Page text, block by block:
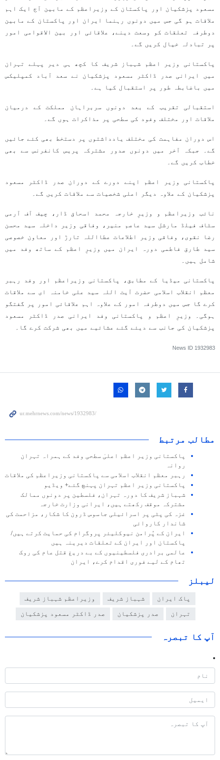
مسعود پزشکیان اور پاکستان کے وزیراعظم کے مابین آج ایک اہم
ملاقات ہو گی جس میں دونوں رہنما ایران اور پاکستان کے مابین
دوطرفہ تعلقات کو وسعت دینے، علاقائی اور بین الاقوامی امور
پر تبادلہ خیال کریں گے۔
پاکستانی وزیر اعظم شہباز شریف کا کچھ ہی دیر پہلے تہران
میں ایرانی صدر ڈاکٹر مسعود پزشکیان نے سعد آباد کمپلیکس
میں باضابطہ طور پر استقبال کیا ہے۔
استقبالی تقریب کے بعد دونوں سربراہان مملکت کے درمیان
ملاقات اور مختلف وفود کی سطحی پر مذاکرات ہوں گے۔
اس دوران مفاہمت کی مختلف یادداشتوں پر دستخط بھی کئے جائیں
گے۔ جبکہ آخر میں دونوں صدور مشترکہ پریس کانفرنس سے بھی
خطاب کریں گے۔
پاکستانی وزیر اعظم اپنے دورے کے دوران صدر ڈاکٹر مسعود
پزشکیان کے علاوہ دیگر اعلی شخصیات سے ملاقات کریں گے۔
نائب وزیراعظم و وزیرِ خارجہ محمد اسحاق ڈار، چیف آف آرمی
سٹاف فیلڈ مارشل سید عاصم منیر، وفاقی وزیر داخلہ سید محسن
رضا نقوی، وفاقی وزیر اطلاعات عطااللہ تارڑ اور معاون خصوصی
سید طارق فاطمی دورہ ایران میں وزیرِ اعظم کے ساتھ وفد میں
شامل ہیں۔
پاکستانی میڈیا کے مطابق، پاکستانی وزیراعظم اور وفد رہبر
معظم انقلاب اسلامی حضرت آیت اللہ سید علی خامنہ ای سے ملاقات
کرے گا جس میں دوطرفہ امور کے علاوہ اہم علاقائی امور پر گفتگو
ہوگی۔ وزیرِ اعظم و پاکستانی وفد ایرانی صدر ڈاکٹر مسعود
پزشکیان کی جانب سے دیئے گئے عشائیے میں بھی شرکت کرے گا۔
News ID 1932983
مطالب مرتبط
پاکستانی وزیر اعظم اعلیٰ سطحی وفد کے ہمراہ تہران
روانہ
رہبر معظم انقلاب اسلامی سے پاکستانی وزیراعظم کی ملاقات
پاکستانی وزیر اعظم تہران پہنچ گئے+ ویڈیو
شہباز شریف کا دورہ تہران، فلسطین پر دونوں ممالک
مشترکہ موقف رکھتے ہیں، ایرانی وزارت خارجہ
غزہ کی پٹی پر اسرائیلی جاسوس ڈرون کا شکار، مزاحمت کی
شاندار کاروائی
ایران کے پُرامن نیوکلیئر پروگرام کی حمایت کرتے ہیں/
پاکستان اور ایران کے تعلقات دیرینہ ہیں
عالمی برادری فلسطینیوں کے بے دریغ قتل عام کی روک
تھام کے لیے فوری اقدام کرے، ایران
لیبلز
پاک ایران شہباز شریف وزیراعظم شہباز شریف
تہران صدر پزشکیان صدر ڈاکٹر مسعود پزشکیان
آپ کا تبصرہ